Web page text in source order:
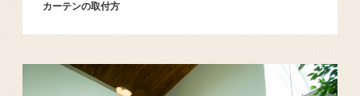
カーテンの取付方